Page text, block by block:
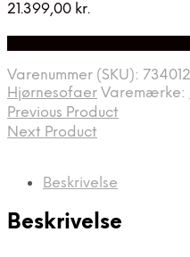
21.399,00 kr.
Varenummer (SKU):
Hjørnesofaer Varemærke:
Previous Product
Next Product
Beskrivelse
Beskrivelse